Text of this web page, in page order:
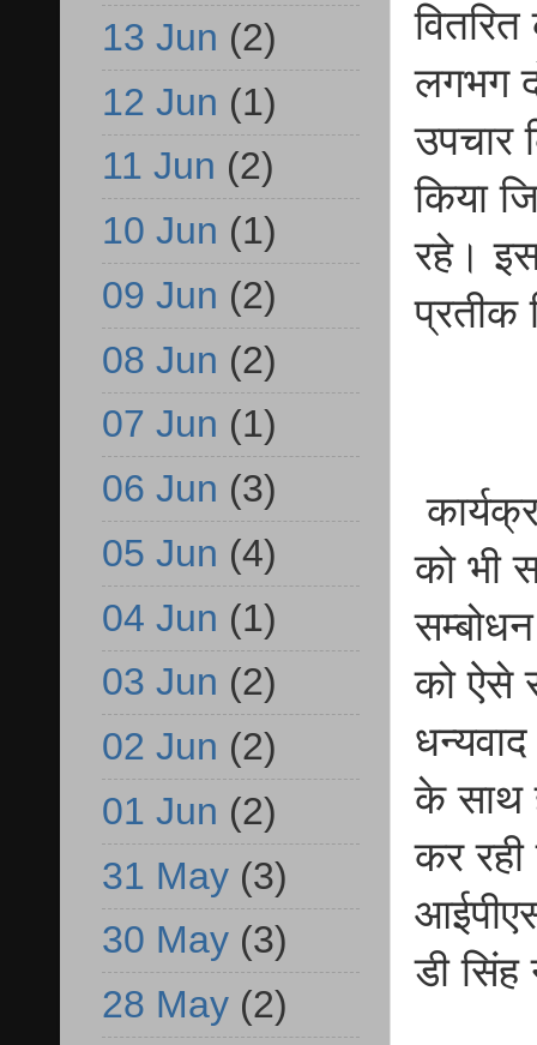
लगभग
उपचार
किया
रहे।
प्रतीक
को भी
को ऐसे
के साथ
कर
डी सिंह
13 Jun (2)
12 Jun (1)
11 Jun (2)
10 Jun (1)
09 Jun (2)
08 Jun (2)
07 Jun (1)
06 Jun (3)
05 Jun (4)
04 Jun (1)
03 Jun (2)
02 Jun (2)
01 Jun (2)
31 May (3)
30 May (3)
28 May (2)